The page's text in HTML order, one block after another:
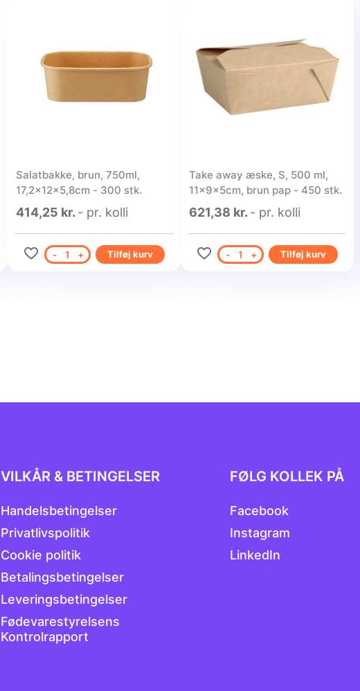
Salatbakke, brun, 750ml,
17,2x12x5,8cm - 300 stk.
414,25 kr. - pr. kolli
- 1 + Tilføj kurv
Take away æske, S, 500 ml,
11x9x5cm, brun pap - 450 stk.
621,38 kr. - pr. kolli
- 1 + Tilføj kurv
VILKÅR & BETINGELSER
Handelsbetingelser
Privatlivspolitik
Cookie politik
Betalingsbetingelser
Leveringsbetingelser
Fødevarestyrelsens
Kontrolrapport
FØLG KOLLEK PÅ
Facebook
Instagram
LinkedIn